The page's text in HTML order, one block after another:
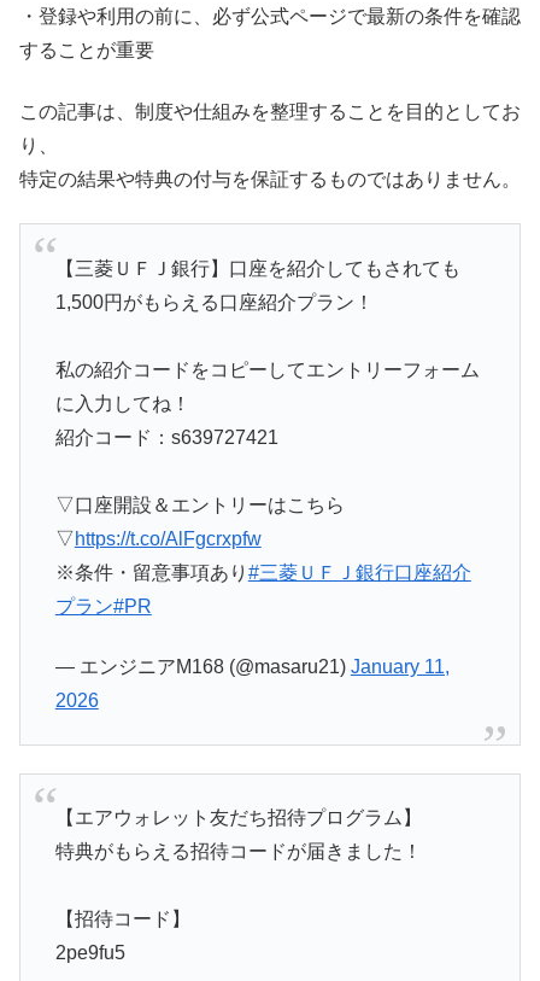
・登録や利用の前に、必ず公式ページで最新の条件を確認
することが重要
この記事は、制度や仕組みを整理することを目的としてお
り、
特定の結果や特典の付与を保証するものではありません。
【三菱ＵＦＪ銀行】口座を紹介してもされても
1,500円がもらえる口座紹介プラン！
私の紹介コードをコピーしてエントリーフォーム
に入力してね！
紹介コード：s639727421
▽口座開設＆エントリーはこちら
▽https://t.co/AlFgcrxpfw
※条件・留意事項あり #三菱ＵＦＪ銀行口座紹介
プラン#PR
— エンジニアM168 (@masaru21) January 11,
2026
【エアウォレット友だち招待プログラム】
特典がもらえる招待コードが届きました！
【招待コード】
2pe9fu5